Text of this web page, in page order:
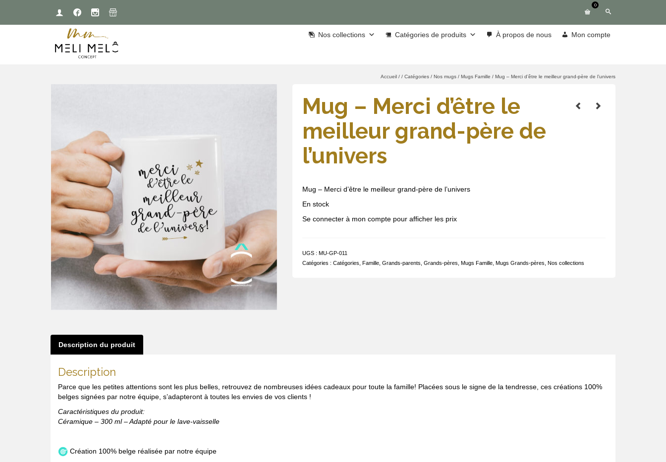
0
Nos collections Catégories de produits À propos de nous Mon compte
Accueil / / Catégories / Nos mugs / Mugs Famille / Mug – Merci d’être le meilleur grand-père de l’univers
Mug – Merci d’être le
meilleur grand-père de
l’univers
Mug – Merci d’être le meilleur grand-père de l’univers
En stock
Se connecter à mon compte pour afficher les prix
UGS : MU-GP-011
Catégories : Catégories Famille, Grands-parents Grands-pères Mugs Famille, Mugs Grands-pères Nos collections
Description du produit
Description
Parce que les petites attentions sont les plus belles, retrouvez de nombreuses idées cadeaux pour toute la famille! Placées sous le signe de la tendresse, ces créations 100%
belges signées par notre équipe, s’adapteront à toutes les envies de vos clients !
Caractéristiques du produit:
Céramique – 300 ml – Adapté pour le lave-vaisselle
Création 100% belge réalisée par notre équipe